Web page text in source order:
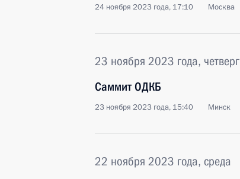
24 ноября 2023 года, 17:10 Москва
23 ноября 2023 года, четверг
Саммит ОДКБ
23 ноября 2023 года, 15:40 Минск
22 ноября 2023 года, среда